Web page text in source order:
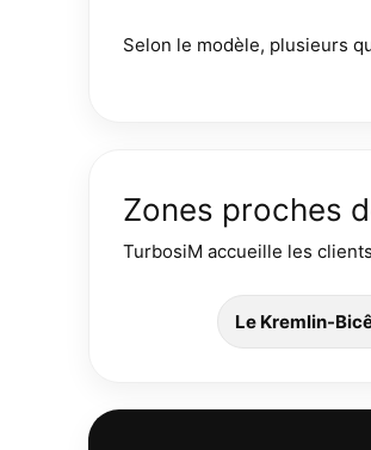
Selon le modèle, plusieurs
Zones proches
TurbosiM accueille les
Le Kremlin-